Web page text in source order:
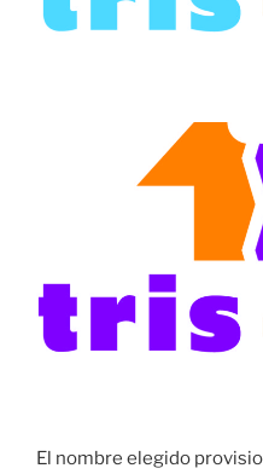
El nombre elegido